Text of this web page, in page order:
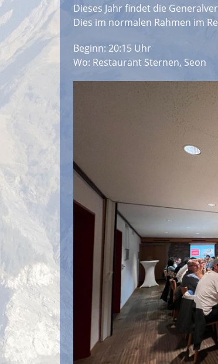
Dieses Jahr findet die
Dies im normalen Rahmen im
Beginn: 20:15 Uhr
Wo: Restaurant Sternen, Seon